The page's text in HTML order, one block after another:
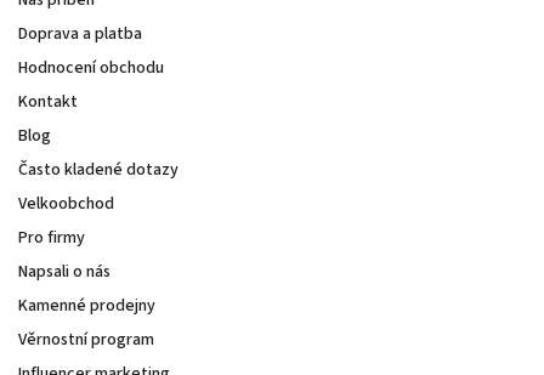
Doprava a platba
Hodnocení obchodu
Kontakt
Blog
Často kladené dotazy
Velkoobchod
Pro firmy
Napsali o nás
Kamenné prodejny
Věrnostní program